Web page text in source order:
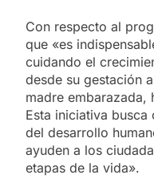
Con respecto al
que «es
cuidando el
desde su gestación
madre embarazada,
Esta iniciativa
del desarrollo
ayuden a los
etapas de la vida».